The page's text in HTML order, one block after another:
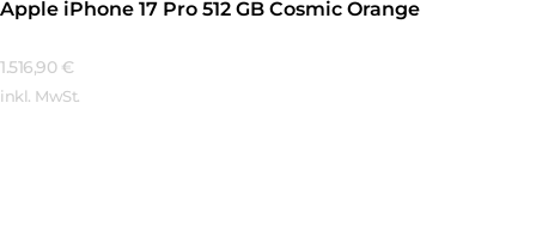
Apple iPhone 17 Pro 512 GB Cosmic Orange
1.516,90 €
inkl. MwSt.